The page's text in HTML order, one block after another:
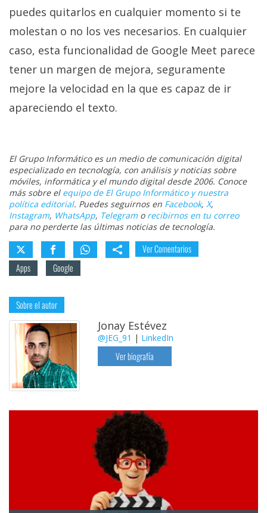
puedes quitarlos en cualquier momento si te
molestan o no los ves necesarios. En cualquier
caso, esta funcionalidad de Google Meet parece
tener un margen de mejora, seguramente
mejore la velocidad en la que es capaz de ir
apareciendo el texto.
El Grupo Informático es un medio de comunicación digital
especializado en tecnología, con análisis y noticias sobre
móviles, informática y el mundo digital desde 2006. Conoce
más sobre el equipo de El Grupo Informático y nuestra
política editorial. Puedes seguirnos en Facebook, X,
Instagram, WhatsApp, Telegramo recibirnos en tu correo
para no perderte las últimas noticias de tecnología.
Ver Comentarios
Apps
Google
Sobre el autor
Jonay Estévez
@JEG_91 | LinkedIn
Ver biografía